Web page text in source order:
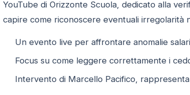
YouTube di Orizzonte Scuola, dedicato alla
capire come riconoscere eventuali irregolarità
Un evento live per affrontare anomalie
Focus su come leggere correttamente i
Intervento di Marcello Pacifico,